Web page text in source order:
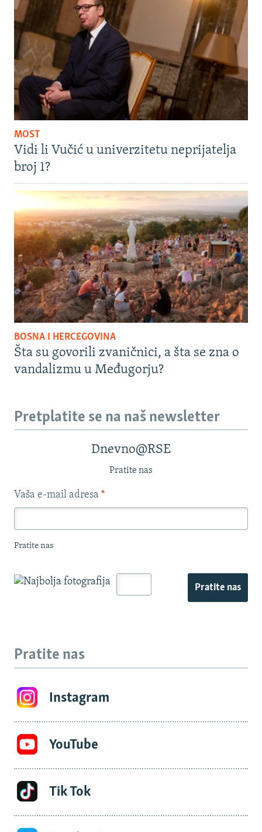
MOST
Vidi li Vučić u univerzitetu neprijatelja
broj 1?
BOSNA I HERCEGOVINA
Šta su govorili zvaničnici, a šta se zna o
vandalizmu u Međugorju?
Pretplatite se na naš newsletter
Dnevno@RSE
Pratite nas
Vaša e-mail adresa *
Pratite nas
Pratite nas
Pratite nas
Instagram
YouTube
Tik Tok